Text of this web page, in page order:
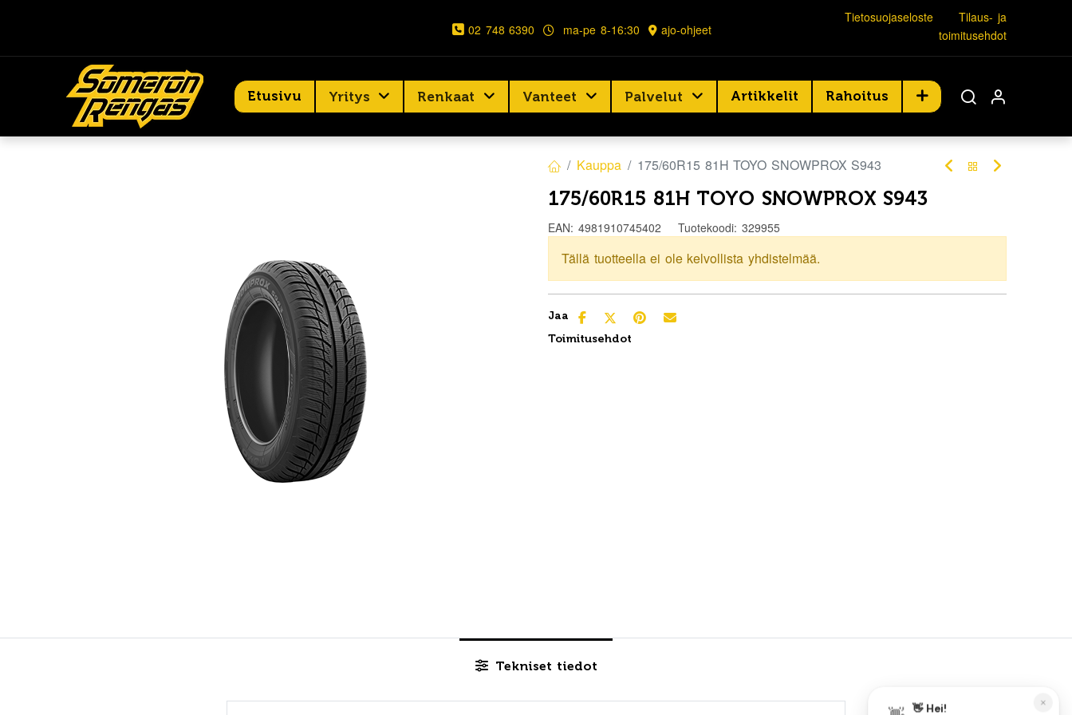
02 748 6390 ma-pe 8-16:30 ajo-ohjeet
Tietosuojaseloste
Tilaus- ja
toimitusehdot
Etusivu Yritys Renkaat Vanteet Palvelut Artikkelit Rahoitus
Kauppa 175/60R15 81H TOYO SNOWPROX S943
175/60R15 81H TOYO SNOWPROX S943
EAN: 4981910745402 Tuotekoodi: 329955
Tällä tuotteella ei ole kelvollista yhdistelmää.
Jaa
Toimitusehdot
Tekniset tiedot